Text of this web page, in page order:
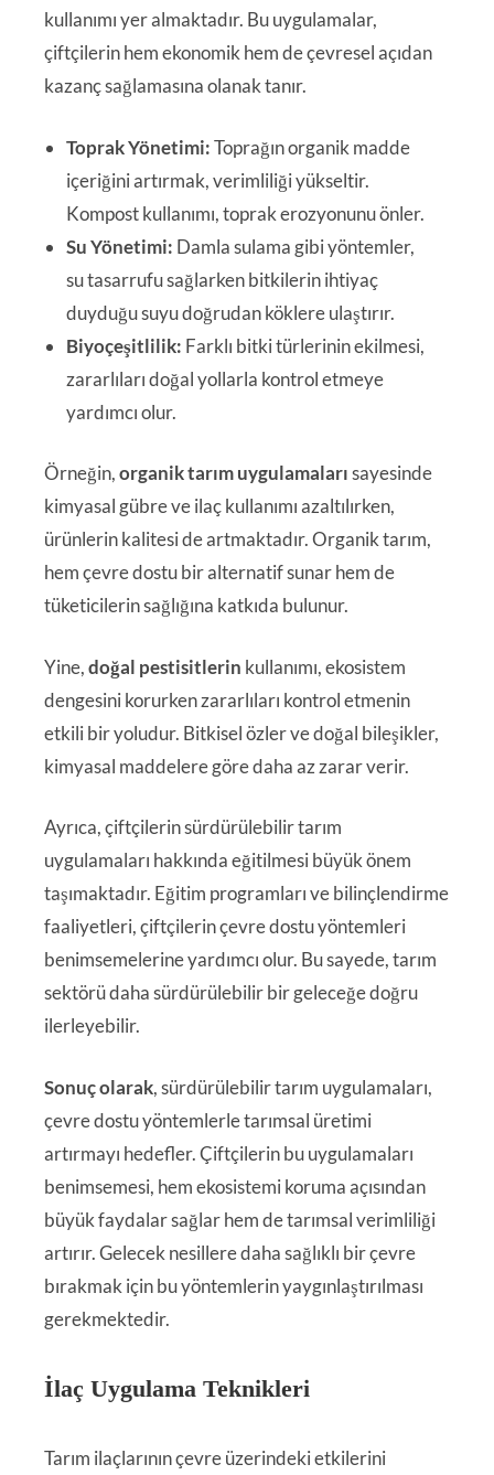
kullanımı yer almaktadır. Bu uygulamalar,
çiftçilerin hem ekonomik hem de çevresel açıdan
kazanç sağlamasına olanak tanır.
Toprak Yönetimi:Toprağın organik madde
içeriğini artırmak, verimliliği yükseltir.
Kompost kullanımı, toprak erozyonunu önler.
Su Yönetimi: Damla sulama gibi yöntemler,
su tasarrufu sağlarken bitkilerin ihtiyaç
duyduğu suyu doğrudan köklere ulaştırır.
Biyoçeşitlilik: Farklı bitki türlerinin ekilmesi,
zararlıları doğal yollarla kontrol etmeye
yardımcı olur.
Örneğin,organik tarım uygulamalarısayesinde
kimyasal gübre ve ilaç kullanımı azaltılırken,
ürünlerin kalitesi de artmaktadır. Organik tarım,
hem çevre dostu bir alternatif sunar hem de
tüketicilerin sağlığına katkıda bulunur.
Yine,doğal pestisitlerin kullanımı, ekosistem
dengesini korurken zararlıları kontrol etmenin
etkili bir yoludur. Bitkisel özler ve doğal bileşikler,
kimyasal maddelere göre daha az zarar verir.
Ayrıca, çiftçilerin sürdürülebilir tarım
uygulamaları hakkında eğitilmesi büyük önem
taşımaktadır. Eğitim programları ve bilinçlendirme
faaliyetleri, çiftçilerin çevre dostu yöntemleri
benimsemelerine yardımcı olur. Bu sayede, tarım
sektörü daha sürdürülebilir bir geleceğe doğru
ilerleyebilir.
Sonuç olarak, sürdürülebilir tarım uygulamaları,
çevre dostu yöntemlerle tarımsal üretimi
artırmayı hedefler. Çiftçilerin bu uygulamaları
benimsemesi, hem ekosistemi koruma açısından
büyük faydalar sağlar hem de tarımsal verimliliği
artırır. Gelecek nesillere daha sağlıklı bir çevre
bırakmak için bu yöntemlerin yaygınlaştırılması
gerekmektedir.
İlaç Uygulama Teknikleri
Tarım ilaçlarının çevre üzerindeki etkilerini